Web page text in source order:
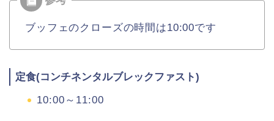
ブッフェのクローズの時間は10:00です
定食(コンチネンタルブレックファスト)
10:00～11:00